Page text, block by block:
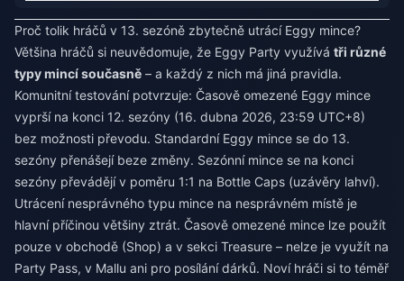
Proč tolik hráčů v 13. sezóně zbytečně utrácí Eggy mince?
Většina hráčů si neuvědomuje, že Eggy Party využívá tři různé
typy mincí současně – a každý z nich má jiná pravidla.
Komunitní testování potvrzuje: Časově omezené Eggy mince
vyprší na konci 12. sezóny (16. dubna 2026, 23:59 UTC+8)
bez možnosti převodu. Standardní Eggy mince se do 13.
sezóny přenášejí beze změny. Sezónní mince se na konci
sezóny převádějí v poměru 1:1 na Bottle Caps (uzávěry lahví).
Utrácení nesprávného typu mince na nesprávném místě je
hlavní příčinou většiny ztrát. Časově omezené mince lze použít
pouze v obchodě (Shop) a v sekci Treasure – nelze je využít na
Party Pass, v Mallu ani pro posílání dárků. Noví hráči si to téměř